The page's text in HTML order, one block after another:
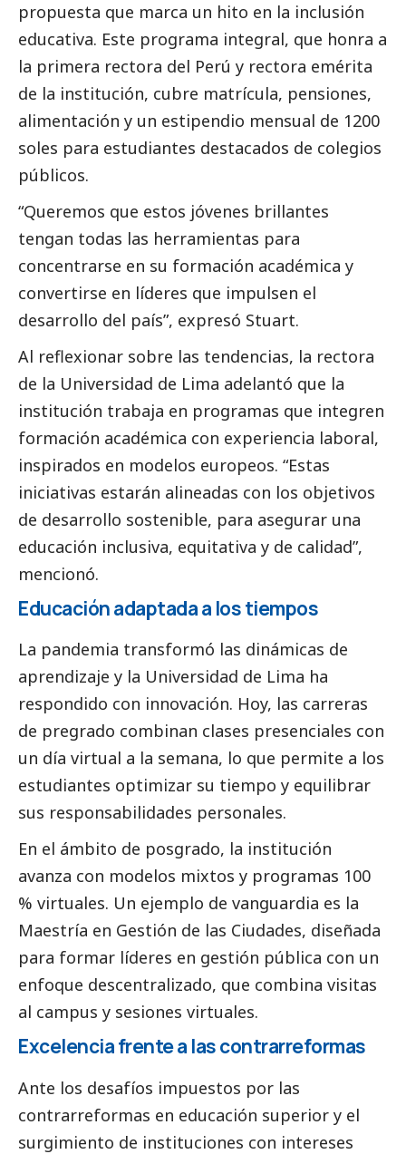
propuesta que marca un hito en la inclusión
educativa. Este programa integral, que honra a
la primera rectora del Perú y rectora emérita
de la institución, cubre matrícula, pensiones,
alimentación y un estipendio mensual de 1200
soles para estudiantes destacados de colegios
públicos.
“Queremos que estos jóvenes brillantes
tengan todas las herramientas para
concentrarse en su formación académica y
convertirse en líderes que impulsen el
desarrollo del país”, expresó Stuart.
Al reflexionar sobre las tendencias, la rectora
de la Universidad de Lima adelantó que la
institución trabaja en programas que integren
formación académica con experiencia laboral,
inspirados en modelos europeos. “Estas
iniciativas estarán alineadas con los objetivos
de desarrollo sostenible, para asegurar una
educación inclusiva, equitativa y de calidad”,
mencionó.
Educación adaptada a los tiempos
La pandemia transformó las dinámicas de
aprendizaje y la Universidad de Lima ha
respondido con innovación. Hoy, las carreras
de pregrado combinan clases presenciales con
un día virtual a la semana, lo que permite a los
estudiantes optimizar su tiempo y equilibrar
sus responsabilidades personales.
En el ámbito de posgrado, la institución
avanza con modelos mixtos y programas 100
% virtuales. Un ejemplo de vanguardia es la
Maestría en Gestión de las Ciudades, diseñada
para formar líderes en gestión pública con un
enfoque descentralizado, que combina visitas
al campus y sesiones virtuales.
Excelencia frente a las contrarreformas
Ante los desafíos impuestos por las
contrarreformas en educación superior y el
surgimiento de instituciones con intereses